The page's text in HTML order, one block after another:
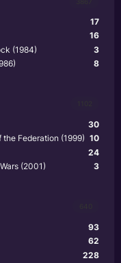
17
16
3
(1984)
8
30
10
Federation (1999)
24
3
(2001)
93
62
228